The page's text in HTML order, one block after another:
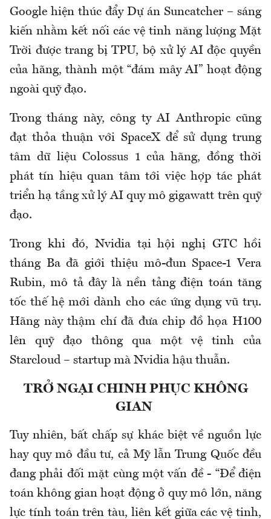
Google hiện thúc đẩy Dự án Suncatcher – sáng
kiến nhằm kết nối các vệ tinh năng lượng Mặt
Trời được trang bị TPU, bộ xử lý AI độc quyền
của hãng, thành một “đám mây AI” hoạt động
ngoài quỹ đạo.
Trong tháng này, công ty AI Anthropic cũng
đạt thỏa thuận với SpaceX để sử dụng trung
tâm dữ liệu Colossus 1 của hãng, đồng thời
phát tín hiệu quan tâm tới việc hợp tác phát
triển hạ tầng xử lý AI quy mô gigawatt trên quỹ
đạo.
Trong khi đó, Nvidia tại hội nghị GTC hồi
tháng Ba đã giới thiệu mô-đun Space-1 Vera
Rubin, mô tả đây là nền tảng điện toán tăng
tốc thế hệ mới dành cho các ứng dụng vũ trụ.
Hãng này thậm chí đã đưa chip đồ họa H100
lên quỹ đạo thông qua một vệ tinh của
Starcloud – startup mà Nvidia hậu thuẫn.
TRỞ NGẠI CHINH PHỤC KHÔNG
GIAN
Tuy nhiên, bất chấp sự khác biệt về nguồn lực
hay quy mô đầu tư, cả Mỹ lẫn Trung Quốc đều
đang phải đối mặt cùng một vấn đề - “Để điện
toán không gian hoạt động ở quy mô lớn, năng
lực tính toán trên tàu, liên kết giữa các vệ tinh,